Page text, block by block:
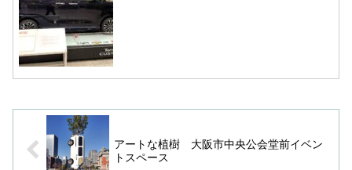
アートな植樹 大阪市中央公会堂前イベン
トスペース